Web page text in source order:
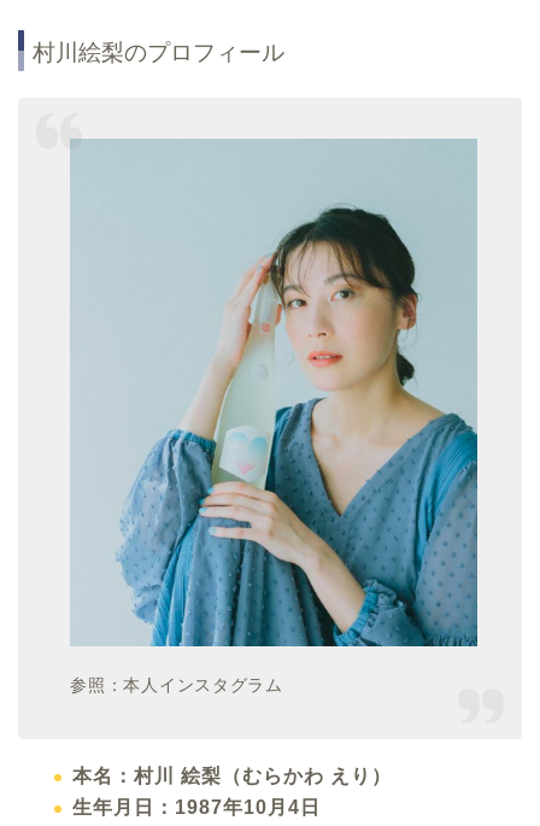
村川絵梨のプロフィール
参照：本人インスタグラム
本名：村川 絵梨（むらかわ えり）
生年月日：1987年10月4日